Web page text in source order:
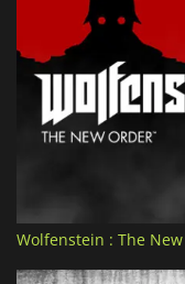
Wolfenstein : The